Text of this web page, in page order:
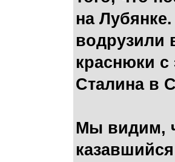
на
водрузили
краснюки с
Сталина в
Мы видим,